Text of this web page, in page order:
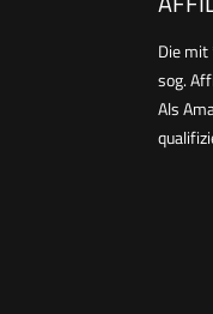
Die
sog.
Als